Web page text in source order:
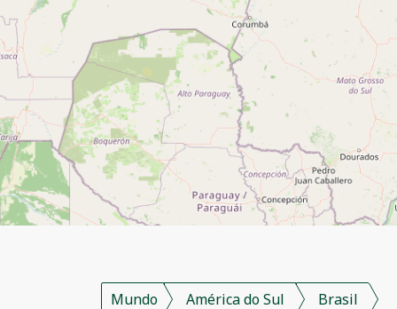
Mundo América do Sul Brasil